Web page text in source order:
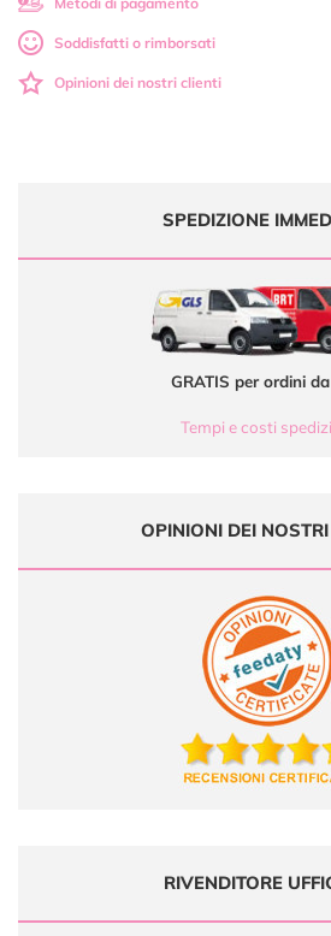
Soddisfatti o rimborsati
Opinioni dei nostri clienti
SPEDIZIONE
GRATIS per ordini
Tempi e costi
OPINIONI DEI
RIVENDITORE